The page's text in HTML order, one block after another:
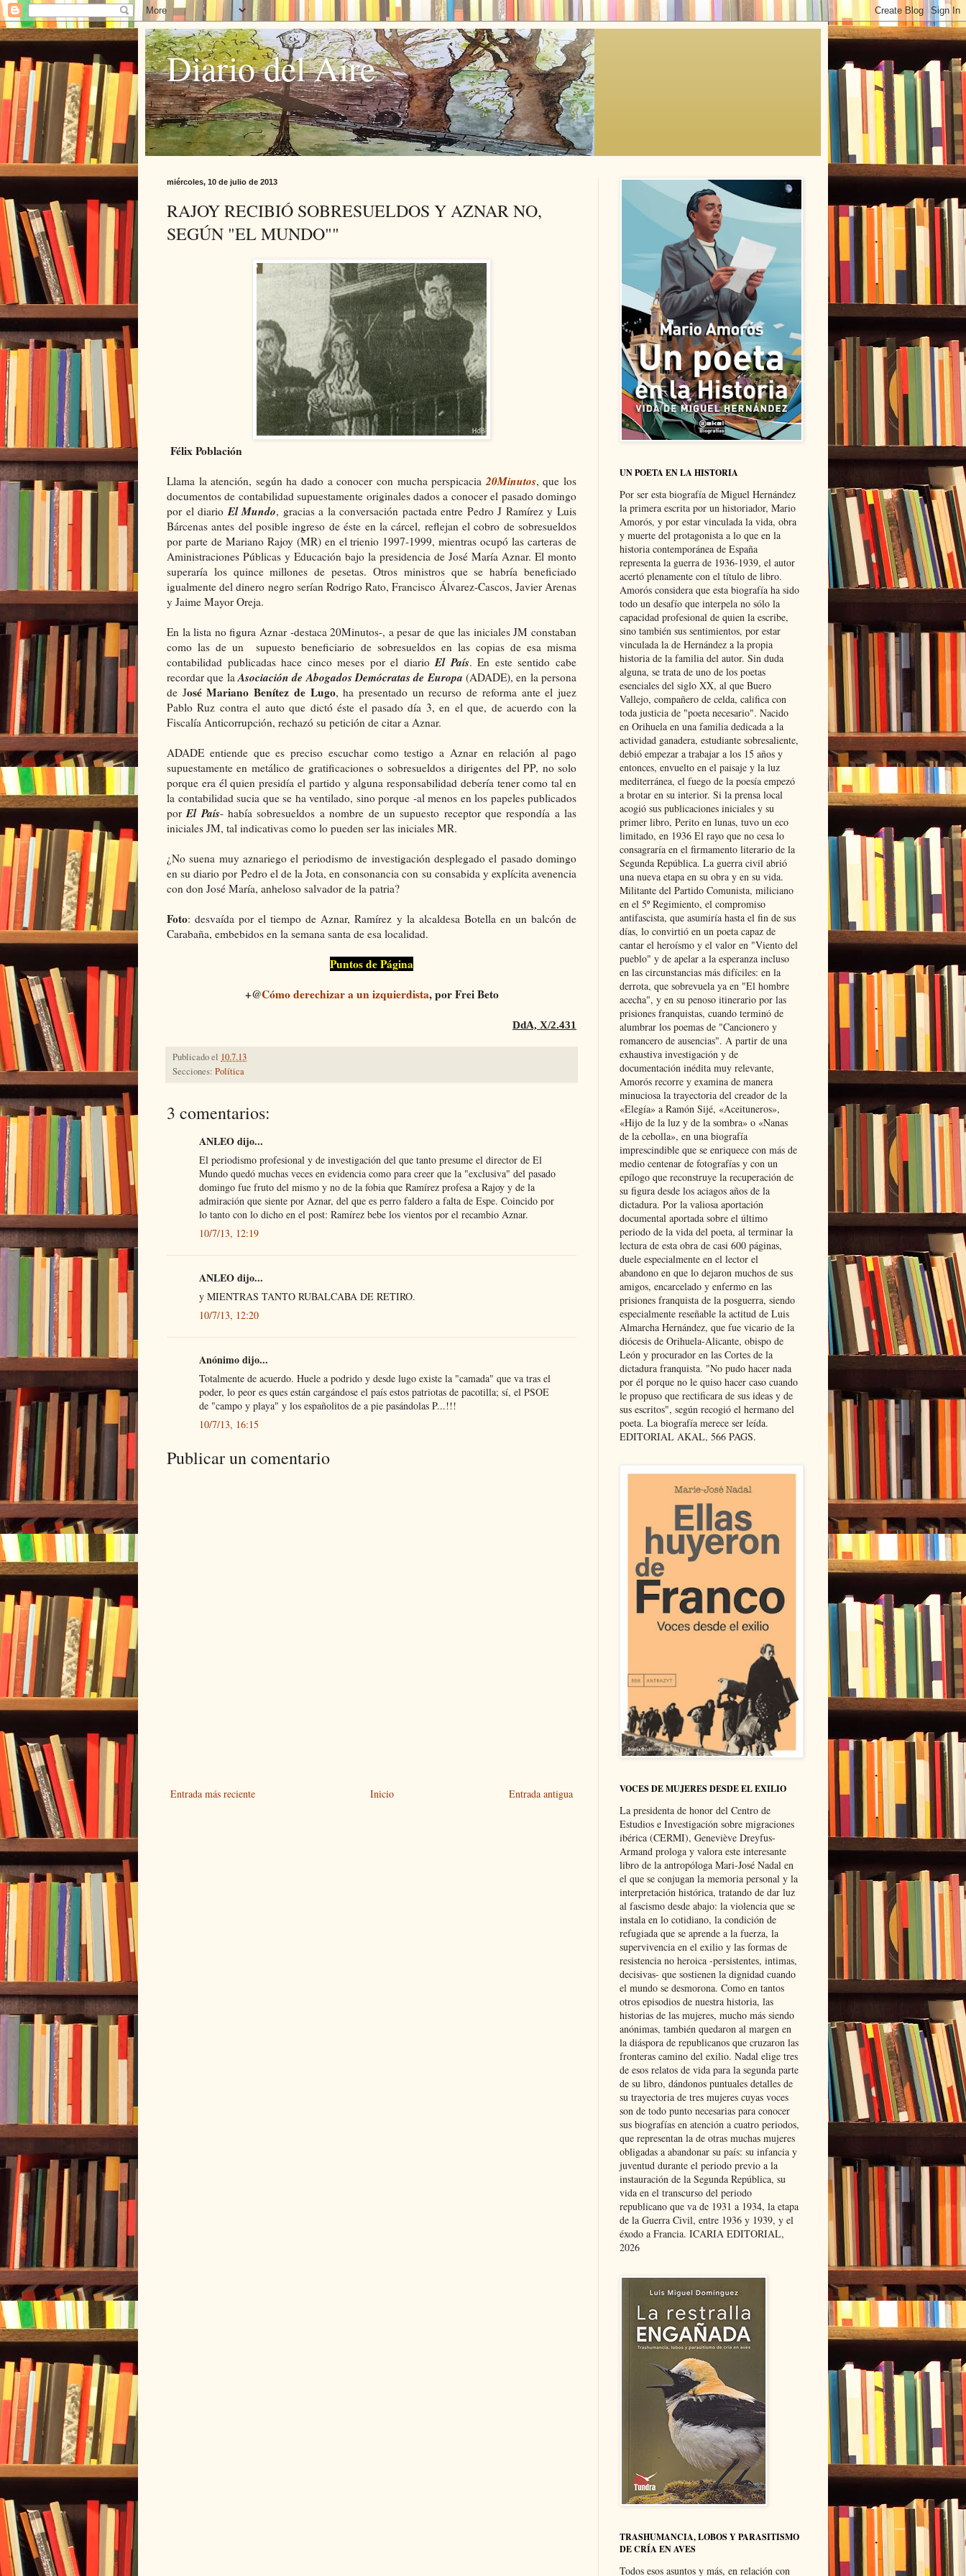
Diario del Aire
miércoles, 10 de julio de 2013
RAJOY RECIBIÓ SOBRESUELDOS Y AZNAR NO,
SEGÚN "EL MUNDO""
Félix Población
Llama la atención, según ha dado a conocer con mucha perspicacia 20Minutos, que los
documentos de contabilidad supuestamente originales dados a conocer el pasado domingo
por el diario El Mundo, gracias a la conversación pactada entre Pedro J Ramírez y Luis
Bárcenas antes del posible ingreso de éste en la cárcel, reflejan el cobro de sobresueldos
por parte de Mariano Rajoy (MR) en el trienio 1997-1999, mientras ocupó las carteras de
Aministraciones Públicas y Educación bajo la presidencia de José María Aznar. El monto
superaría los quince millones de pesetas. Otros ministros que se habría beneficiado
igualmente del dinero negro serían Rodrigo Rato, Francisco Álvarez-Cascos, Javier Arenas
y Jaime Mayor Oreja.
En la lista no figura Aznar -destaca 20Minutos-, a pesar de que las iniciales JM constaban
como las de un supuesto beneficiario de sobresueldos en las copias de esa misma
contabilidad publicadas hace cinco meses por el diarioEl País. En este sentido cabe
recordar que la Asociación de Abogados Demócratas de Europa (ADADE), en la persona
de José Mariano Benítez de Lugo,ha presentado un recurso de reforma ante el juez
Pablo Ruz contra el auto que dictó éste el pasado día 3, en el que, de acuerdo con la
Fiscalía Anticorrupción, rechazó su petición de citar a Aznar.
ADADE entiende que es preciso escuchar como testigo a Aznar en relación al pago
supuestamente en metálico de gratificaciones o sobresueldos a dirigentes del PP, no solo
porque era él quien presidía el partido y alguna responsabilidad debería tener como tal en
la contabilidad sucia que se ha ventilado, sino porque -al menos en los papeles publicados
porEl País- había sobresueldos a nombre de un supuesto receptor que respondía a las
iniciales JM, tal indicativas como lo pueden ser las iniciales MR.
¿No suena muy aznariego el periodismo de investigación desplegado el pasado domingo
en su diario por Pedro el de la Jota, en consonancia con su consabida y explícita avenencia
con don José María, anheloso salvador de la patria?
Foto: desvaída por el tiempo de Aznar, Ramírez y la alcaldesa Botella en un balcón de
Carabaña, embebidos en la semana santa de esa localidad.
Puntos de Página
+@Cómo derechizar a un izquierdista, por Frei Beto
DdA, X/2.431
Publicado el 10.7.13
Secciones: Política
3 comentarios:
ANLEO dijo...
El periodismo profesional y de investigación del que tanto presume el director de El
Mundo quedó muchas veces en evidencia como para creer que la "exclusiva" del pasado
domingo fue fruto del mismo y no de la fobia que Ramírez profesa a Rajoy y de la
admiración que siente por Aznar, del que es perro faldero a falta de Espe. Coincido por
lo tanto con lo dicho en el post: Ramírez bebe los vientos por el recambio Aznar.
10/7/13, 12:19
ANLEO dijo...
y MIENTRAS TANTO RUBALCABA DE RETIRO.
10/7/13, 12:20
Anónimo dijo...
Totalmente de acuerdo. Huele a podrido y desde lugo existe la "camada" que va tras el
poder, lo peor es ques están cargándose el país estos patriotas de pacotilla; sí, el PSOE
de "campo y playa" y los españolitos de a pie pasándolas P...!!!
10/7/13, 16:15
Publicar un comentario
Entrada más reciente Entrada antigua
Inicio
UN POETA EN LA HISTORIA
Por ser esta biografía de Miguel Hernández
la primera escrita por un historiador, Mario
Amorós, y por estar vinculada la vida, obra
y muerte del protagonista a lo que en la
historia contemporánea de España
representa la guerra de 1936-1939, el autor
acertó plenamente con el título de libro.
Amorós considera que esta biografía ha sido
todo un desafío que interpela no sólo la
capacidad profesional de quien la escribe,
sino también sus sentimientos, por estar
vinculada la de Hernández a la propia
historia de la familia del autor. Sin duda
alguna, se trata de uno de los poetas
esenciales del siglo XX, al que Buero
Vallejo, compañero de celda, califica con
toda justicia de "poeta necesario". Nacido
en Orihuela en una familia dedicada a la
actividad ganadera, estudiante sobresaliente,
debió empezar a trabajar a los 15 años y
entonces, envuelto en el paisaje y la luz
mediterránea, el fuego de la poesía empezó
a brotar en su interior. Si la prensa local
acogió sus publicaciones iniciales y su
primer libro, Perito en lunas, tuvo un eco
limitado, en 1936 El rayo que no cesa lo
consagraría en el firmamento literario de la
Segunda República. La guerra civil abrió
una nueva etapa en su obra y en su vida.
Militante del Partido Comunista, miliciano
en el 5º Regimiento, el compromiso
antifascista, que asumiría hasta el fin de sus
días, lo convirtió en un poeta capaz de
cantar el heroísmo y el valor en "Viento del
pueblo" y de apelar a la esperanza incluso
en las circunstancias más difíciles: en la
derrota, que sobrevuela ya en "El hombre
acecha", y en su penoso itinerario por las
prisiones franquistas, cuando terminó de
alumbrar los poemas de "Cancionero y
romancero de ausencias". A partir de una
exhaustiva investigación y de
documentación inédita muy relevante,
Amorós recorre y examina de manera
minuciosa la trayectoria del creador de la
«Elegía» a Ramón Sijé, «Aceituneros»,
«Hijo de la luz y de la sombra» o «Nanas
de la cebolla», en una biografía
imprescindible que se enriquece con más de
medio centenar de fotografías y con un
epílogo que reconstruye la recuperación de
su figura desde los aciagos años de la
dictadura. Por la valiosa aportación
documental aportada sobre el último
periodo de la vida del poeta, al terminar la
lectura de esta obra de casi 600 páginas,
duele especialmente en el lector el
abandono en que lo dejaron muchos de sus
amigos, encarcelado y enfermo en las
prisiones franquista de la posguerra, siendo
especialmente reseñable la actitud de Luis
Almarcha Hernández, que fue vicario de la
diócesis de Orihuela-Alicante, obispo de
León y procurador en las Cortes de la
dictadura franquista. "No pudo hacer nada
por él porque no le quiso hacer caso cuando
le propuso que rectificara de sus ideas y de
sus escritos", según recogió el hermano del
poeta. La biografía merece ser leída.
EDITORIAL AKAL, 566 PAGS.
VOCES DE MUJERES DESDE EL EXILIO
La presidenta de honor del Centro de
Estudios e Investigación sobre migraciones
ibérica (CERMI), Geneviève Dreyfus-
Armand prologa y valora este interesante
libro de la antropóloga Mari-José Nadal en
el que se conjugan la memoria personal y la
interpretación histórica, tratando de dar luz
al fascismo desde abajo: la violencia que se
instala en lo cotidiano, la condición de
refugiada que se aprende a la fuerza, la
supervivencia en el exilio y las formas de
resistencia no heroica -persistentes, intimas,
decisivas- que sostienen la dignidad cuando
el mundo se desmorona. Como en tantos
otros episodios de nuestra historia, las
historias de las mujeres, mucho más siendo
anónimas, también quedaron al margen en
la diáspora de republicanos que cruzaron las
fronteras camino del exilio. Nadal elige tres
de esos relatos de vida para la segunda parte
de su libro, dándonos puntuales detalles de
su trayectoria de tres mujeres cuyas voces
son de todo punto necesarias para conocer
sus biografías en atención a cuatro periodos,
que representan la de otras muchas mujeres
obligadas a abandonar su país: su infancia y
juventud durante el periodo previo a la
instauración de la Segunda República, su
vida en el transcurso del periodo
republicano que va de 1931 a 1934, la etapa
de la Guerra Civil, entre 1936 y 1939, y el
éxodo a Francia. ICARIA EDITORIAL,
2026
TRASHUMANCIA, LOBOS Y PARASITISMO
DE CRÍA EN AVES
Todos esos asuntos y más, en relación con